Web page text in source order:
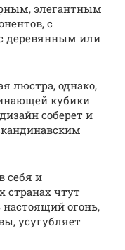
элегантным
с
деревянным или
люстра, однако,
кубики
соберет и
себя и
странах чтут
огонь,
усугубляет